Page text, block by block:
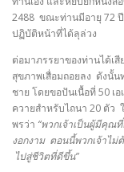
2488 ขณะท่านมีอายุ 72
ปฏิบัติหน้าที่ได้ลุล่วง
ต่อมาภรรยาของท่านได้เ
สุขภาพเสื่อมถอยลง ดังนั้
ชาย โดยขอปันเนื้อที่ 50 เ
ควายสำหรับไถนา 20 ตัว
พรว่า “พวกเจ้าเป็นผู้มีคุณ
งอกงาม ตอนนี้พวกเจ้าไ
ไปสู่ชีวิตที่ดีขึ้น”